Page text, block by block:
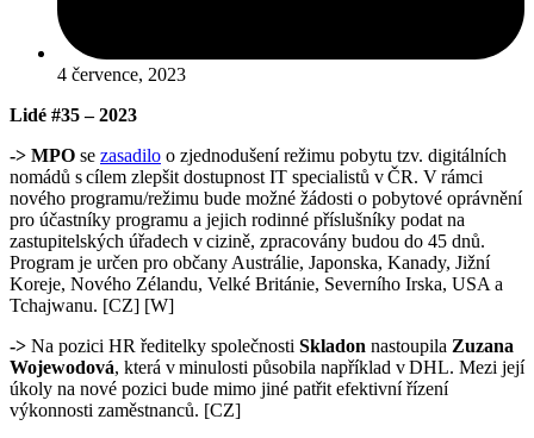
4 července, 2023
Lidé #35 – 2023
-> MPO se zasadilo o zjednodušení režimu pobytu tzv. digitálních
nomádů s cílem zlepšit dostupnost IT specialistů v ČR. V rámci
nového programu/režimu bude možné žádosti o pobytové oprávnění
pro účastníky programu a jejich rodinné příslušníky podat na
zastupitelských úřadech v cizině, zpracovány budou do 45 dnů.
Program je určen pro občany Austrálie, Japonska, Kanady, Jižní
Koreje, Nového Zélandu, Velké Británie, Severního Irska, USA a
Tchajwanu. [CZ] [W]
-> Na pozici HR ředitelky společnosti Skladon nastoupila Zuzana
Wojewodová, která v minulosti působila například v DHL. Mezi její
úkoly na nové pozici bude mimo jiné patřit efektivní řízení
výkonnosti zaměstnanců. [CZ]